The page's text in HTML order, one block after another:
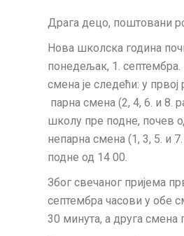
Драга децо, поштовани
Нова школска година
понедељак, 1.
смена је следећи: у
парна смена (2, 4, 6. и 8.
школу пре подне, почев
непарна смена (1, 3, 5. и
подне од 14 00.
Због свечаног пријема
септембра часови у обе
30 минута, а друга смена